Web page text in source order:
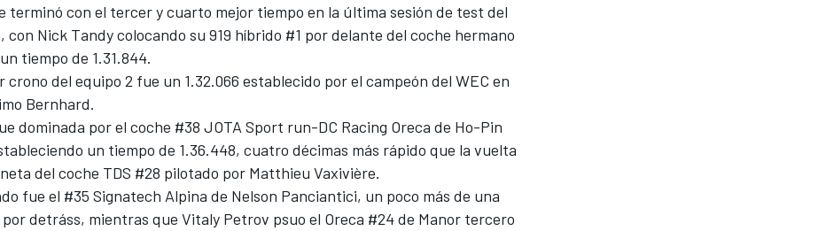
terminó con el tercer y cuarto mejor tiempo en la última sesión de test del
, con Nick Tandy colocando su 919 híbrido #1 por delante del coche hermano
tiempo de 1.31.844.
crono del equipo 2 fue un 1.32.066 establecido por el campeón del WEC en
Bernhard.
dominada por el coche #38 JOTA Sport run-DC Racing Oreca de Ho-Pin
un tiempo de 1.36.448, cuatro décimas más rápido que la vuelta
del coche TDS #28 pilotado por Matthieu Vaxivière.
fue el #35 Signatech Alpina de Nelson Panciantici, un poco más de una
detráss, mientras que Vitaly Petrov psuo el Oreca #24 de Manor tercero